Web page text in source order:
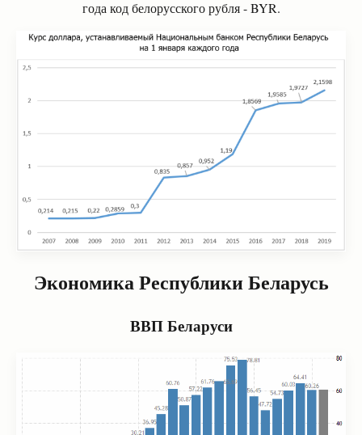
года код белорусского рубля - BYR.
Экономика Республики Беларусь
ВВП Беларуси